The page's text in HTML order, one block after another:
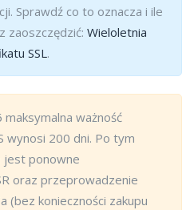
Sprawdź co to oznacza i ile
zaoszczędzić: Wieloletnia
SSL.
ważność
wynosi 200 dni. Po tym
jest ponowne
oraz przeprowadzenie
(bez konieczności zakupu